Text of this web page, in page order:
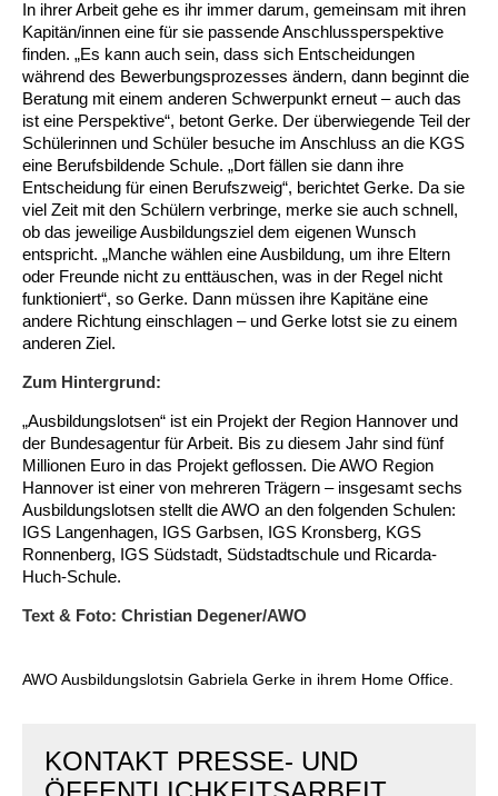
Kindertagesstätte Tresckowstraße
Kindertagesstätte Voltmerstraße
Kindertagesstätte Wiehbergstraße
In ihrer Arbeit gehe es ihr immer darum, gemeinsam mit ihren
Kapitän/innen eine für sie passende Anschlussperspektive
finden. „Es kann auch sein, dass sich Entscheidungen
während des Bewerbungsprozesses ändern, dann beginnt die
Beratung mit einem anderen Schwerpunkt erneut – auch das
ist eine Perspektive“, betont Gerke. Der überwiegende Teil der
Schülerinnen und Schüler besuche im Anschluss an die KGS
eine Berufsbildende Schule. „Dort fällen sie dann ihre
Entscheidung für einen Berufszweig“, berichtet Gerke. Da sie
viel Zeit mit den Schülern verbringe, merke sie auch schnell,
ob das jeweilige Ausbildungsziel dem eigenen Wunsch
entspricht. „Manche wählen eine Ausbildung, um ihre Eltern
oder Freunde nicht zu enttäuschen, was in der Regel nicht
funktioniert“, so Gerke. Dann müssen ihre Kapitäne eine
andere Richtung einschlagen – und Gerke lotst sie zu einem
anderen Ziel.
Zum Hintergrund:
„Ausbildungslotsen“ ist ein Projekt der Region Hannover und
der Bundesagentur für Arbeit. Bis zu diesem Jahr sind fünf
Millionen Euro in das Projekt geflossen. Die AWO Region
Hannover ist einer von mehreren Trägern – insgesamt sechs
Ausbildungslotsen stellt die AWO an den folgenden Schulen:
IGS Langenhagen, IGS Garbsen, IGS Kronsberg, KGS
Ronnenberg, IGS Südstadt, Südstadtschule und Ricarda-
Huch-Schule.
Text & Foto: Christian Degener/AWO
AWO Ausbildungslotsin Gabriela Gerke in ihrem Home Office.
KONTAKT PRESSE- UND